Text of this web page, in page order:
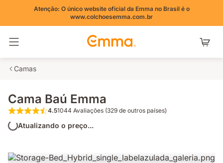
Atenção: O único website oficial da Emma no Brasil é o
www.colchoesemma.com.br
Camas
Cama Baú Emma
4.5 de 5 estrelas 1044 Avaliações (329
4.51044 Avaliações (329 de outros países)
Atualizando o preço...